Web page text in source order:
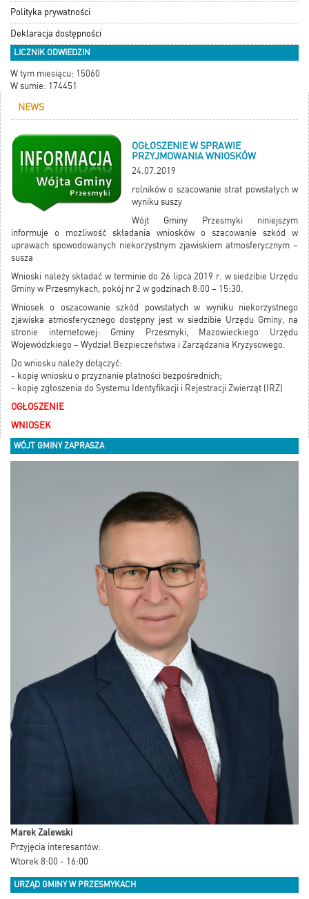
Polityka prywatności
Deklaracja dostępności
LICZNIK ODWIEDZIN
W tym miesiącu: 15060
W sumie: 174451
NEWS
OGŁOSZENIE W SPRAWIE
PRZYJMOWANIA WNIOSKÓW
24.07.2019
rolników o szacowanie strat powstałych w
wyniku suszy
Wójt Gminy Przesmyki niniejszym
informuje o możliwość składania wniosków o szacowanie szkód w
uprawach spowodowanych niekorzystnym zjawiskiem atmosferycznym –
susza
Wnioski należy składać w terminie do 26 lipca 2019 r. w siedzibie Urzędu
Gminy w Przesmykach, pokój nr 2 w godzinach 8:00 – 15:30.
Wniosek o oszacowanie szkód powstałych w wyniku niekorzystnego
zjawiska atmosferycznego dostępny jest w siedzibie Urzędu Gminy, na
stronie internetowej: Gminy Przesmyki, Mazowieckiego Urzędu
Wojewódzkiego – Wydział Bezpieczeństwa i Zarządzania Kryzysowego.
Do wniosku należy dołączyć:
- kopię wniosku o przyznanie płatności bezpośrednich;
- kopię zgłoszenia do Systemu Identyfikacji i Rejestracji Zwierząt (IRZ)
OGŁOSZENIE
WNIOSEK
WÓJT GMINY ZAPRASZA
Marek Zalewski
Przyjęcia interesantów:
Wtorek 8:00 - 16:00
URZĄD GMINY W PRZESMYKACH